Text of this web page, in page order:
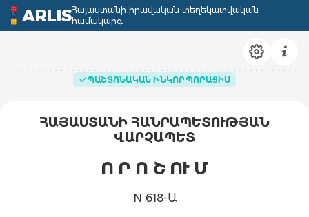
ARLISՀայաստանի իրավական տեղեկատվական
համակարգ
ՊԱՇՏՈՆԱԿԱՆ ԻՆԿՈՐՊՈՐԱՑԻԱ
ՀԱՅԱՍՏԱՆԻ ՀԱՆՐԱՊԵՏՈՒԹՅԱՆ
ՎԱՐՉԱՊԵՏ
Ո Ր Ո Շ ՈՒ Մ
N 618-Ա